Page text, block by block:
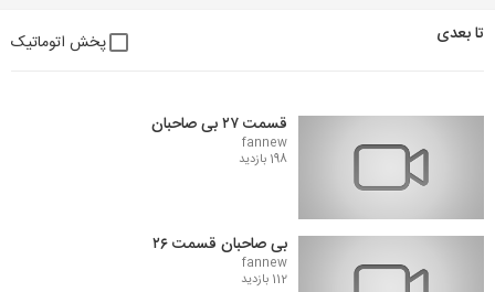
تا بعدی پخش اتوماتیک
قسمت ۲۷ بی صاحبان
fannew
198 بازدید
بی صاحبان قسمت ۲۶
fannew
112 بازدید